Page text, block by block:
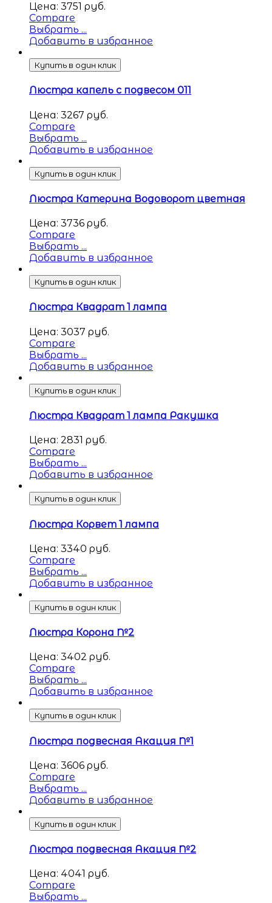
Цена: 3751 руб.
Compare
Выбрать ...
Добавить в избранное
Купить в один клик
Люстра капель с подвесом 011
Цена: 3267 руб.
Compare
Выбрать ...
Добавить в избранное
Купить в один клик
Люстра Катерина Водоворот цветная
Цена: 3736 руб.
Compare
Выбрать ...
Добавить в избранное
Купить в один клик
Люстра Квадрат 1 лампа
Цена: 3037 руб.
Compare
Выбрать ...
Добавить в избранное
Купить в один клик
Люстра Квадрат 1 лампа Ракушка
Цена: 2831 руб.
Compare
Выбрать ...
Добавить в избранное
Купить в один клик
Люстра Корвет 1 лампа
Цена: 3340 руб.
Compare
Выбрать ...
Добавить в избранное
Купить в один клик
Люстра Корона №2
Цена: 3402 руб.
Compare
Выбрать ...
Добавить в избранное
Купить в один клик
Люстра подвесная Акация №1
Цена: 3606 руб.
Compare
Выбрать ...
Добавить в избранное
Купить в один клик
Люстра подвесная Акация №2
Цена: 4041 руб.
Compare
Выбрать ...